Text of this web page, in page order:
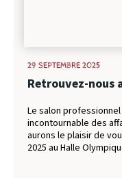
29 SEPTEMBRE 2025
Retrouvez-nous
Le salon
incontournable des
aurons le plaisir de
2025 au Halle